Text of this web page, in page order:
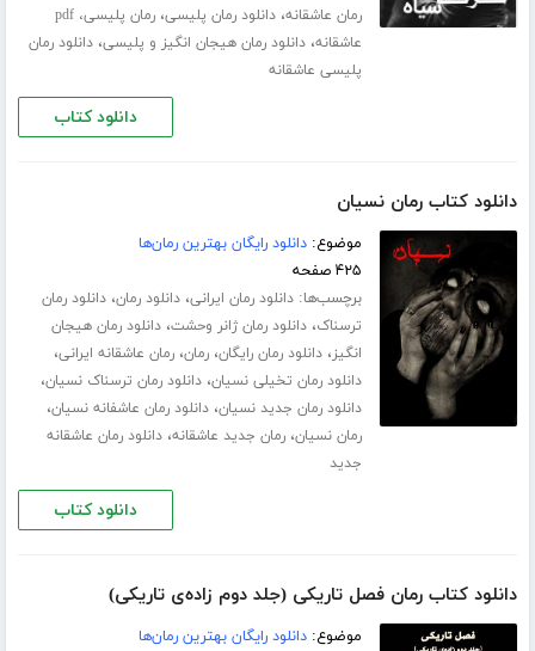
رمان عاشقانه،دانلود رمان پلیسی،
رمان پلیسی، pdf
عاشقانه،دانلود رمان هیجان انگیز و پلیسی،دانلود رمان
پلیسی عاشقانه
دانلود کتاب
دانلود کتاب رمان نسیان
موضوع:دانلود رایگان بهترین رمان‌ها
۴۲۵ صفحه
برچسب‌ها:دانلود رمان ایرانی،دانلود رمان،دانلود رمان
ترسناک،دانلود رمان ژانر وحشت،دانلود رمان هیجان
انگیز،دانلود رمان رایگان،رمان،رمان عاشقانه ایرانی،
دانلود رمان تخیلی نسیان،دانلود رمان ترسناک نسیان،
دانلود رمان جدید نسیان،دانلود رمان عاشفانه نسیان،
رمان نسیان،رمان جدید عاشقانه،دانلود رمان عاشقانه
جدید
دانلود کتاب
دانلود کتاب رمان فصل تاریکی (جلد دوم زاده‌ی تاریکی)
موضوع:دانلود رایگان بهترین رمان‌ها